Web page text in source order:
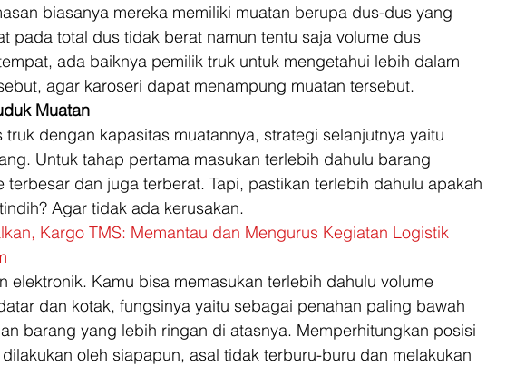
biasanya mereka memiliki muatan berupa dus-dus yang
pada total dus tidak berat namun tentu saja volume dus
ada baiknya pemilik truk untuk mengetahui lebih dalam
agar karoseri dapat menampung muatan tersebut.
Muatan
truk dengan kapasitas muatannya, strategi selanjutnya yaitu
Untuk tahap pertama masukan terlebih dahulu barang
terbesar dan juga terberat. Tapi, pastikan terlebih dahulu apakah
Agar tidak ada kerusakan.
Kargo TMS: Memantau dan Mengurus Kegiatan Logistik
elektronik. Kamu bisa memasukan terlebih dahulu volume
dan kotak, fungsinya yaitu sebagai penahan paling bawah
barang yang lebih ringan di atasnya. Memperhitungkan posisi
oleh siapapun, asal tidak terburu-buru dan melakukan